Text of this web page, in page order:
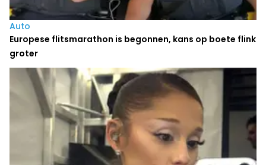
Auto
Europese flitsmarathon is begonnen, kans op boete flink
groter